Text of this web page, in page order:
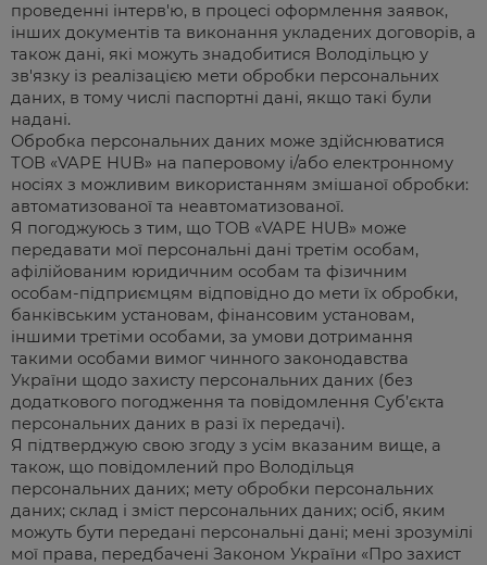
проведенні інтерв'ю, в процесі оформлення заявок,
інших документів та виконання укладених договорів, а
також дані, які можуть знадобитися Володільцю у
зв'язку із реалізацією мети обробки персональних
даних, в тому числі паспортні дані, якщо такі були
надані.
Обробка персональних даних може здійснюватися
ТОВ «VAPE HUB» на паперовому і/або електронному
носіях з можливим використанням змішаної обробки:
автоматизованої та неавтоматизованої.
Я погоджуюсь з тим, що ТОВ «VAPE HUB» може
передавати мої персональні дані третім особам,
афілійованим юридичним особам та фізичним
особам-підприємцям відповідно до мети їх обробки,
банківським установам, фінансовим установам,
іншими третіми особами, за умови дотримання
такими особами вимог чинного законодавства
України щодо захисту персональних даних (без
додаткового погодження та повідомлення Суб’єкта
персональних даних в разі їх передачі).
Я підтверджую свою згоду з усім вказаним вище, а
також, що повідомлений про Володільця
персональних даних; мету обробки персональних
даних; склад і зміст персональних даних; осіб, яким
можуть бути передані персональні дані; мені зрозумілі
мої права, передбачені Законом України «Про захист